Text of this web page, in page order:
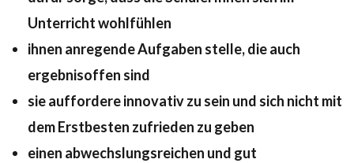
Unterricht wohlfühlen
ihnen anregende Aufgaben stelle, die auch
ergebnisoffen sind
sie auffordere innovativ zu sein und sich nicht mit
dem Erstbesten zufrieden zu geben
einen abwechslungsreichen und gut